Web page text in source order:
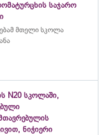
საჯარო
მთელი სკოლა
N20 სკოლაში,
ნიჭიერი